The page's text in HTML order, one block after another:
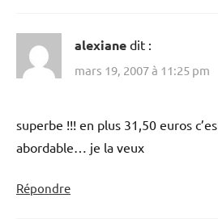
alexiane dit :
mars 19, 2007 à 11:25 pm
superbe !!! en plus 31,50 euros
abordable… je la veux
Répondre